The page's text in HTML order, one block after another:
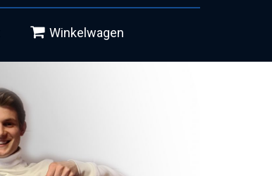
Winkelwagen